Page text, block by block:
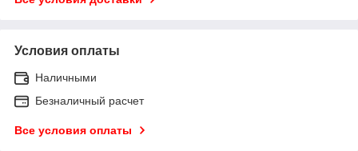
Условия оплаты
Наличными
Безналичный расчет
Все условия оплаты